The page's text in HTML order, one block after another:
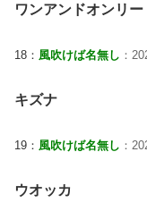
ワンアンドオンリー
18： 風吹けば名無し ：
キズナ
19： 風吹けば名無し ：
ウオッカ